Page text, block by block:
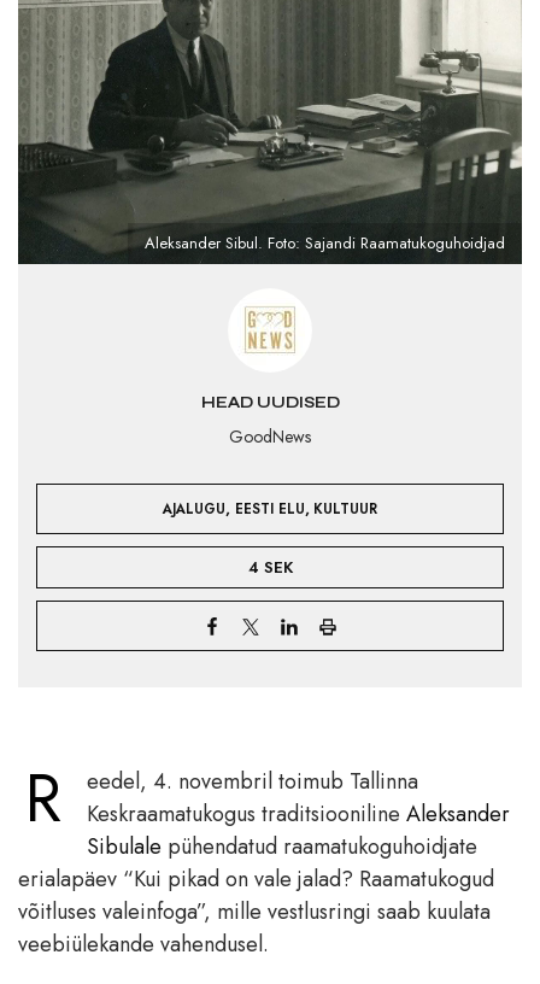
HEAD UUDISED
GoodNews
AJALUGU, EESTI ELU, KULTUUR
4 SEK
Aleksander Sibul. Foto: Sajandi Raamatukoguhoidjad
R
eedel, 4. novembril toimub Tallinna
Keskraamatukogus traditsiooniline Aleksander
Sibulale pühendatud raamatukoguhoidjate
erialapäev “Kui pikad on vale jalad? Raamatukogud
võitluses valeinfoga”, mille vestlusringi saab kuulata
veebiülekande vahendusel.